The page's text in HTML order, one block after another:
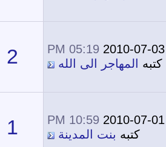
2010-07-03
05:19 PM
كتبه
المهاجر الى الله 2
2010-07-01
10:59 PM
كتبه بنت المدينة 1